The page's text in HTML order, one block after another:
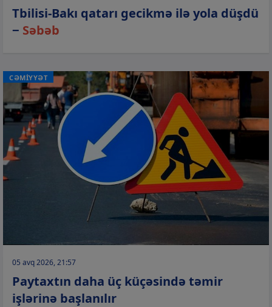
Tbilisi-Bakı qatarı gecikmə ilə yola düşdü
− Səbəb
CƏMİYYƏT
05 avq 2026, 21:57
Paytaxtın daha üç küçəsində təmir
işlərinə başlanılır